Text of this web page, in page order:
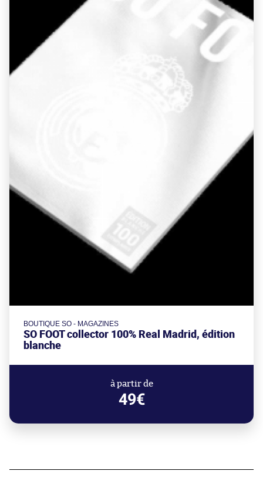
BOUTIQUE SO - MAGAZINES
SO FOOT collector 100% Real Madrid, édition
blanche
à partir de
49€